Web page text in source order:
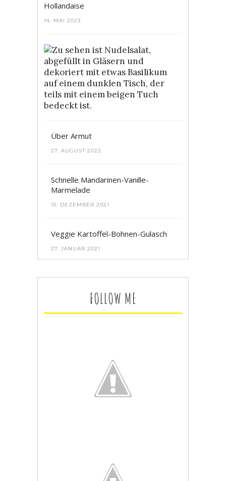
Hollandaise
14. MAI 2023
Über Armut
27. AUGUST 2022
Schnelle Mandarinen-Vanille-
Marmelade
15. DEZEMBER 2021
Veggie Kartoffel-Bohnen-Gulasch
27. JANUAR 2021
FOLLOW ME